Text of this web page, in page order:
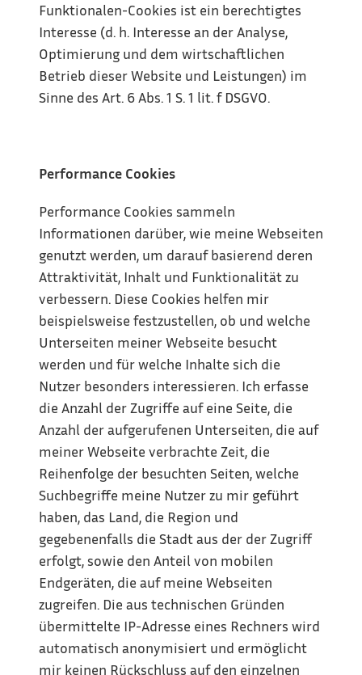
Funktionalen-Cookies ist ein berechtigtes
Interesse (d. h. Interesse an der Analyse,
Optimierung und dem wirtschaftlichen
Betrieb dieser Website und Leistungen) im
Sinne des Art. 6 Abs. 1 S. 1 lit. f DSGVO.
Performance Cookies
Performance Cookies sammeln
Informationen darüber, wie meine Webseiten
genutzt werden, um darauf basierend deren
Attraktivität, Inhalt und Funktionalität zu
verbessern. Diese Cookies helfen mir
beispielsweise festzustellen, ob und welche
Unterseiten meiner Webseite besucht
werden und für welche Inhalte sich die
Nutzer besonders interessieren. Ich erfasse
die Anzahl der Zugriffe auf eine Seite, die
Anzahl der aufgerufenen Unterseiten, die auf
meiner Webseite verbrachte Zeit, die
Reihenfolge der besuchten Seiten, welche
Suchbegriffe meine Nutzer zu mir geführt
haben, das Land, die Region und
gegebenenfalls die Stadt aus der der Zugriff
erfolgt, sowie den Anteil von mobilen
Endgeräten, die auf meine Webseiten
zugreifen. Die aus technischen Gründen
übermittelte IP-Adresse eines Rechners wird
automatisch anonymisiert und ermöglicht
mir keinen Rückschluss auf den einzelnen